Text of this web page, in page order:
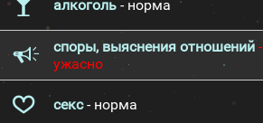
алкоголь - норма
споры, выяснения отношений-
ужасно
секс- норма